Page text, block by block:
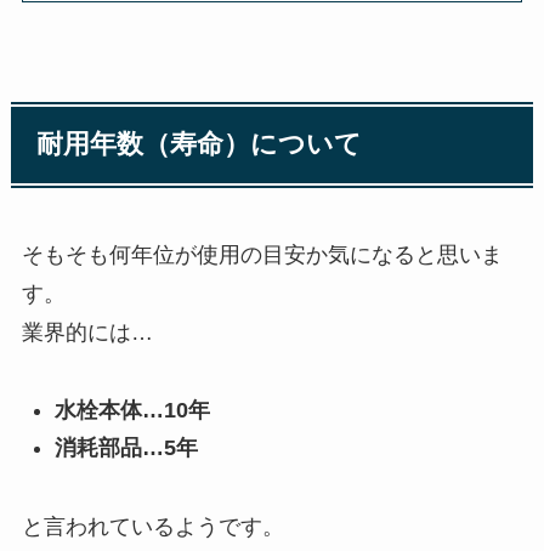
耐用年数（寿命）について
そもそも何年位が使用の目安か気になると思いま
す。
業界的には…
水栓本体…10年
消耗部品…5年
と言われているようです。